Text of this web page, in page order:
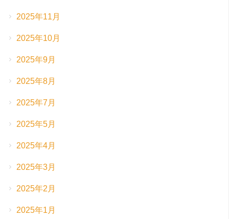
2025年11月
2025年10月
2025年9月
2025年8月
2025年7月
2025年5月
2025年4月
2025年3月
2025年2月
2025年1月